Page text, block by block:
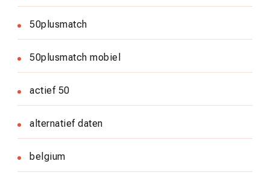
50plusmatch
50plusmatch mobiel
actief 50
alternatief daten
belgium